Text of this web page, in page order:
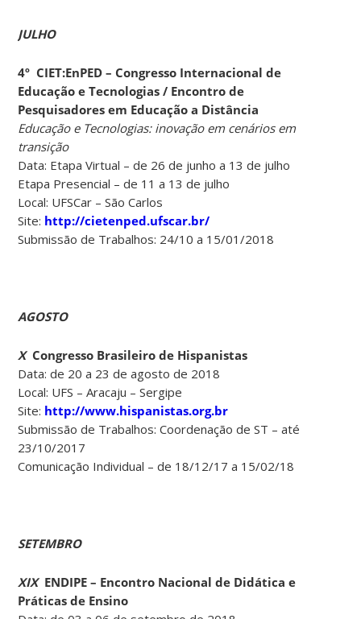
JULHO
4º CIET:EnPED – Congresso Internacional de
Educação e Tecnologias / Encontro de
Pesquisadores em Educação a Distância
Educação e Tecnologias: inovação em cenários em
transição
Data: Etapa Virtual – de 26 de junho a 13 de julho
Etapa Presencial – de 11 a 13 de julho
Local: UFSCar – São Carlos
Site: http://cietenped.ufscar.br/
Submissão de Trabalhos: 24/10 a 15/01/2018
AGOSTO
XCongresso Brasileiro de Hispanistas
Data: de 20 a 23 de agosto de 2018
Local: UFS – Aracaju – Sergipe
Site: http://www.hispanistas.org.br
Submissão de Trabalhos: Coordenação de ST – até
23/10/2017
Comunicação Individual – de 18/12/17 a 15/02/18
SETEMBRO
XIXENDIPE – Encontro Nacional de Didática e
Práticas de Ensino